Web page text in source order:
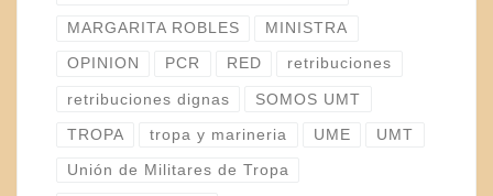
MARGARITA ROBLES MINISTRA
OPINION PCR RED retribuciones
retribuciones dignas SOMOS UMT
TROPA tropa y marineria UME UMT
Unión de Militares de Tropa